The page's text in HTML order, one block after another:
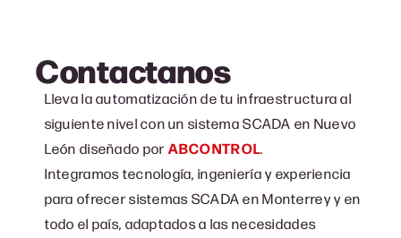
Contactanos
Lleva la automatización de tu infraestructura al
siguiente nivel con un sistema SCADA en Nuevo
León diseñado porABCONTROL.
Integramos tecnología, ingeniería y experiencia
para ofrecer sistemas SCADA en Monterrey y en
todo el país, adaptados a las necesidades